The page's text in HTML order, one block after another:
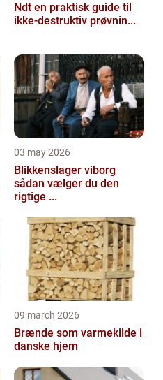
Ndt en praktisk guide til
ikke-destruktiv prøvnin...
03 may 2026
Blikkenslager viborg
sådan vælger du den
rigtige ...
09 march 2026
Brænde som varmekilde i
danske hjem